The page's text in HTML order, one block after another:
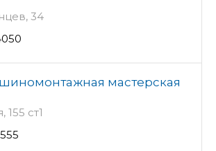
34
мастерская
ст1